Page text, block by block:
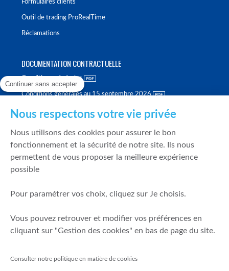
Formulaires clients
Outil de trading ProRealTime
Réclamations
DOCUMENTATION CONTRACTUELLE
Conditions générales
Conditions générales au 15 septembre 2026
Politique de meilleure sélection
Politique de durabilité
Fonds de garantie des dépôts et de résolution
Mentions légales
Prévention de la fraude
Continuer sans accepter
Nous respectons votre vie privée
Nous utilisons des cookies pour assurer le bon
fonctionnement et la sécurité de notre site. Ils nous
permettent de vous proposer la meilleure expérience
possible
Pour paramétrer vos choix, cliquez sur Je choisis.
Vous pouvez retrouver et modifier vos préférences en
cliquant sur "Gestion des cookies" en bas de page du site.
Consulter notre politique en matière de cookies